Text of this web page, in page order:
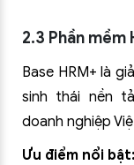
2.3 Phần mềm
Base HRM+ là
sinh thái nền
doanh nghiệp
Ưu điểm nổi bật: